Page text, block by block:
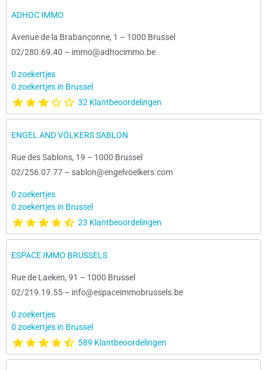
ADHOC IMMO
Avenue de la Brabançonne, 1 – 1000 Brussel
02/280.69.40 – immo@adhocimmo.be
0 zoekertjes
0 zoekertjes in Brussel
32 Klantbeoordelingen
ENGEL AND VÖLKERS SABLON
Rue des Sablons, 19 – 1000 Brussel
02/256.07.77 – sablon@engelvoelkers.com
0 zoekertjes
0 zoekertjes in Brussel
23 Klantbeoordelingen
ESPACE IMMO BRUSSELS
Rue de Laeken, 91 – 1000 Brussel
02/219.19.55 – info@espaceimmobrussels.be
0 zoekertjes
0 zoekertjes in Brussel
589 Klantbeoordelingen